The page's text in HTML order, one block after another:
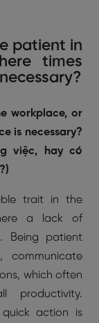
patient in
times
workplace, or
is necessary?
việc, hay có
trait in the
a lack of
Being patient
communicate
which often
productivity.
quick action is